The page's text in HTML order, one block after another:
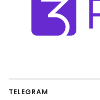
TELEGRAM